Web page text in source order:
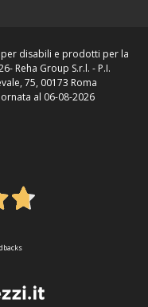
disabili e prodotti per la
Reha Group S.r.l. - P.I.
75, 00173 Roma
al 06-08-2026